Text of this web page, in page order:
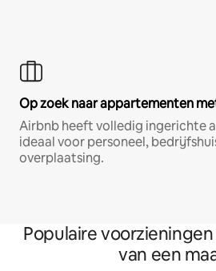
Op zoek naar appartementen
Airbnb heeft volledig ingerichte
ideaal voor personeel,
overplaatsing.
Populaire
van een